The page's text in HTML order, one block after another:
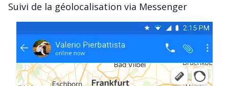
Suivi de la géolocalisation via Messenger